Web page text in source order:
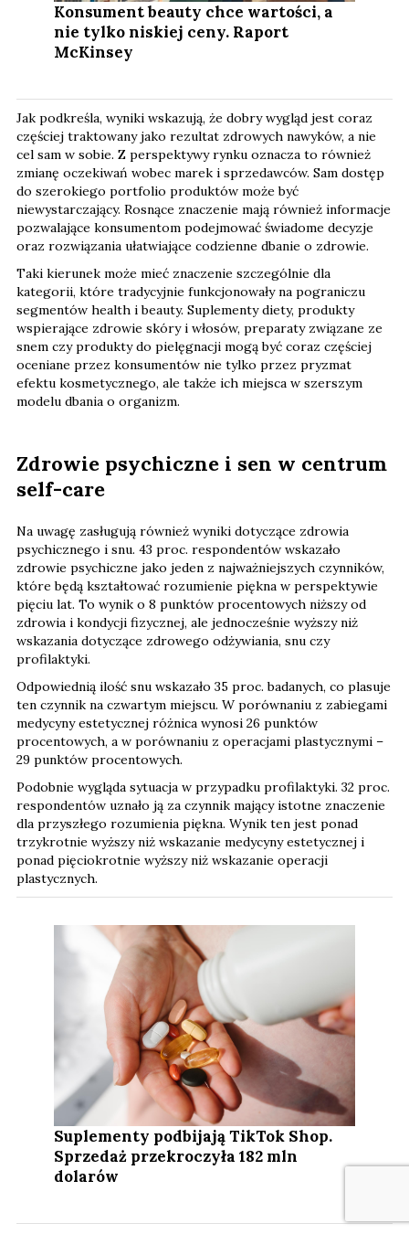
Konsument beauty chce wartości, a
nie tylko niskiej ceny. Raport
McKinsey
Jak podkreśla, wyniki wskazują, że dobry wygląd jest coraz
częściej traktowany jako rezultat zdrowych nawyków, a nie
cel sam w sobie. Z perspektywy rynku oznacza to również
zmianę oczekiwań wobec marek i sprzedawców. Sam dostęp
do szerokiego portfolio produktów może być
niewystarczający. Rosnące znaczenie mają również informacje
pozwalające konsumentom podejmować świadome decyzje
oraz rozwiązania ułatwiające codzienne dbanie o zdrowie.
Taki kierunek może mieć znaczenie szczególnie dla
kategorii, które tradycyjnie funkcjonowały na pograniczu
segmentów health i beauty. Suplementy diety, produkty
wspierające zdrowie skóry i włosów, preparaty związane ze
snem czy produkty do pielęgnacji mogą być coraz częściej
oceniane przez konsumentów nie tylko przez pryzmat
efektu kosmetycznego, ale także ich miejsca w szerszym
modelu dbania o organizm.
Zdrowie psychiczne i sen w centrum
self-care
Na uwagę zasługują również wyniki dotyczące zdrowia
psychicznego i snu. 43 proc. respondentów wskazało
zdrowie psychiczne jako jeden z najważniejszych czynników,
które będą kształtować rozumienie piękna w perspektywie
pięciu lat. To wynik o 8 punktów procentowych niższy od
zdrowia i kondycji fizycznej, ale jednocześnie wyższy niż
wskazania dotyczące zdrowego odżywiania, snu czy
profilaktyki.
Odpowiednią ilość snu wskazało 35 proc. badanych, co plasuje
ten czynnik na czwartym miejscu. W porównaniu z zabiegami
medycyny estetycznej różnica wynosi 26 punktów
procentowych, a w porównaniu z operacjami plastycznymi –
29 punktów procentowych.
Podobnie wygląda sytuacja w przypadku profilaktyki. 32 proc.
respondentów uznało ją za czynnik mający istotne znaczenie
dla przyszłego rozumienia piękna. Wynik ten jest ponad
trzykrotnie wyższy niż wskazanie medycyny estetycznej i
ponad pięciokrotnie wyższy niż wskazanie operacji
plastycznych.
Suplementy podbijają TikTok Shop.
Sprzedaż przekroczyła 182 mln
dolarów